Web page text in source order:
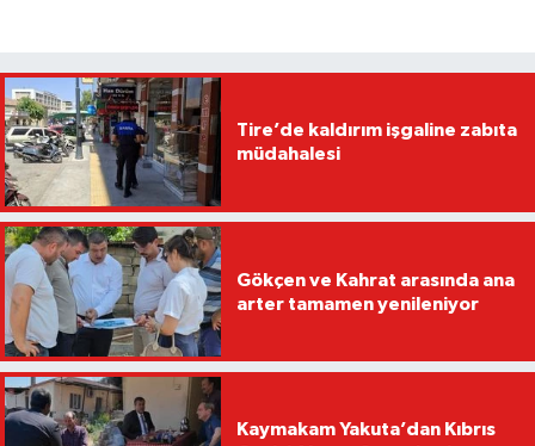
Tire’de kaldırım işgaline zabıta
müdahalesi
Gökçen ve Kahrat arasında ana
arter tamamen yenileniyor
Kaymakam Yakuta’dan Kıbrıs